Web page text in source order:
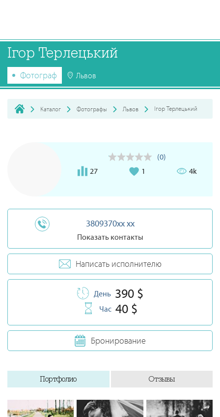
Ігор Терлецький
Фотограф Львов
Каталог Фотографы Львов Ігор Терлецький
(0)
27
1 4k
3809370xx xx
Показать контакты
Написать исполнителю
День 390 $
Час 40 $
Бронирование
Портфолио Отзывы